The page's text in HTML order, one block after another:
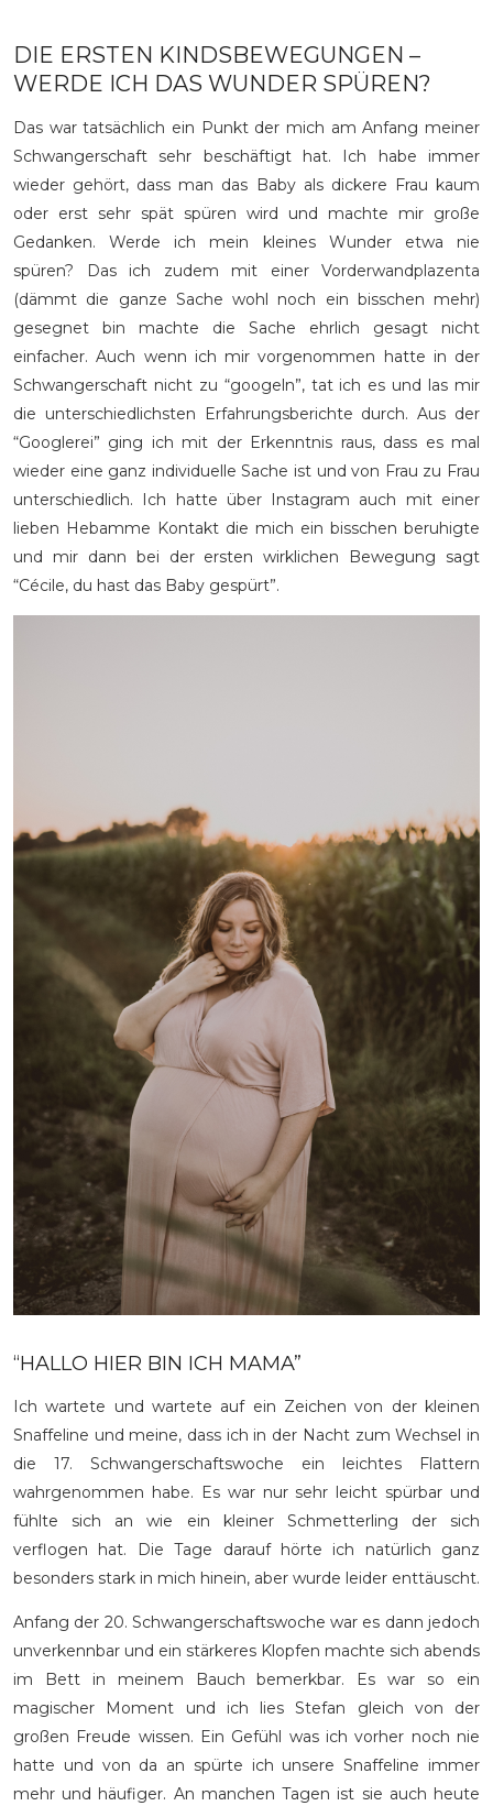
DIE ERSTEN KINDSBEWEGUNGEN –
WERDE ICH DAS WUNDER SPÜREN?
Das war tatsächlich ein Punkt der mich am Anfang meiner
Schwangerschaft sehr beschäftigt hat. Ich habe immer
wieder gehört, dass man das Baby als dickere Frau kaum
oder erst sehr spät spüren wird und machte mir große
Gedanken. Werde ich mein kleines Wunder etwa nie
spüren? Das ich zudem mit einer Vorderwandplazenta
(dämmt die ganze Sache wohl noch ein bisschen mehr)
gesegnet bin machte die Sache ehrlich gesagt nicht
einfacher. Auch wenn ich mir vorgenommen hatte in der
Schwangerschaft nicht zu “googeln”, tat ich es und las mir
die unterschiedlichsten Erfahrungsberichte durch. Aus der
“Googlerei” ging ich mit der Erkenntnis raus, dass es mal
wieder eine ganz individuelle Sache ist und von Frau zu Frau
unterschiedlich. Ich hatte über Instagram auch mit einer
lieben Hebamme Kontakt die mich ein bisschen beruhigte
und mir dann bei der ersten wirklichen Bewegung sagt
“Cécile, du hast das Baby gespürt”.
“HALLO HIER BIN ICH MAMA”
Ich wartete und wartete auf ein Zeichen von der kleinen
Snaffeline und meine, dass ich in der Nacht zum Wechsel in
die 17. Schwangerschaftswoche ein leichtes Flattern
wahrgenommen habe. Es war nur sehr leicht spürbar und
fühlte sich an wie ein kleiner Schmetterling der sich
verflogen hat. Die Tage darauf hörte ich natürlich ganz
besonders stark in mich hinein, aber wurde leider enttäuscht.
Anfang der 20. Schwangerschaftswoche war es dann jedoch
unverkennbar und ein stärkeres Klopfen machte sich abends
im Bett in meinem Bauch bemerkbar. Es war so ein
magischer Moment und ich lies Stefan gleich von der
großen Freude wissen. Ein Gefühl was ich vorher noch nie
hatte und von da an spürte ich unsere Snaffeline immer
mehr und häufiger. An manchen Tagen ist sie auch heute